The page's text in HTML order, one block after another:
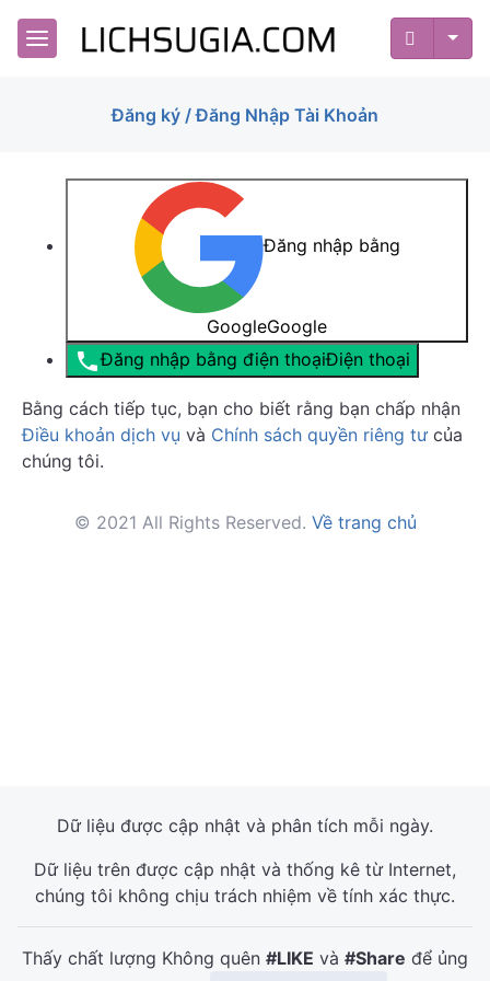
Đăng ký / Đăng Nhập Tài Khoản
Đăng nhập bằng
GoogleGoogle
Đăng nhập bằng điện thoạiĐiện thoại
Bằng cách tiếp tục, bạn cho biết rằng bạn chấp nhận
Điều khoản dịch vụ và Chính sách quyền riêng tưcủa
chúng tôi.
© 2021 All Rights Reserved. Về trang chủ
Dữ liệu được cập nhật và phân tích mỗi ngày.
Dữ liệu trên được cập nhật và thống kê từ Internet,
chúng tôi không chịu trách nhiệm về tính xác thực.
Thấy chất lượng Không quên #LIKE và #Share để ủng